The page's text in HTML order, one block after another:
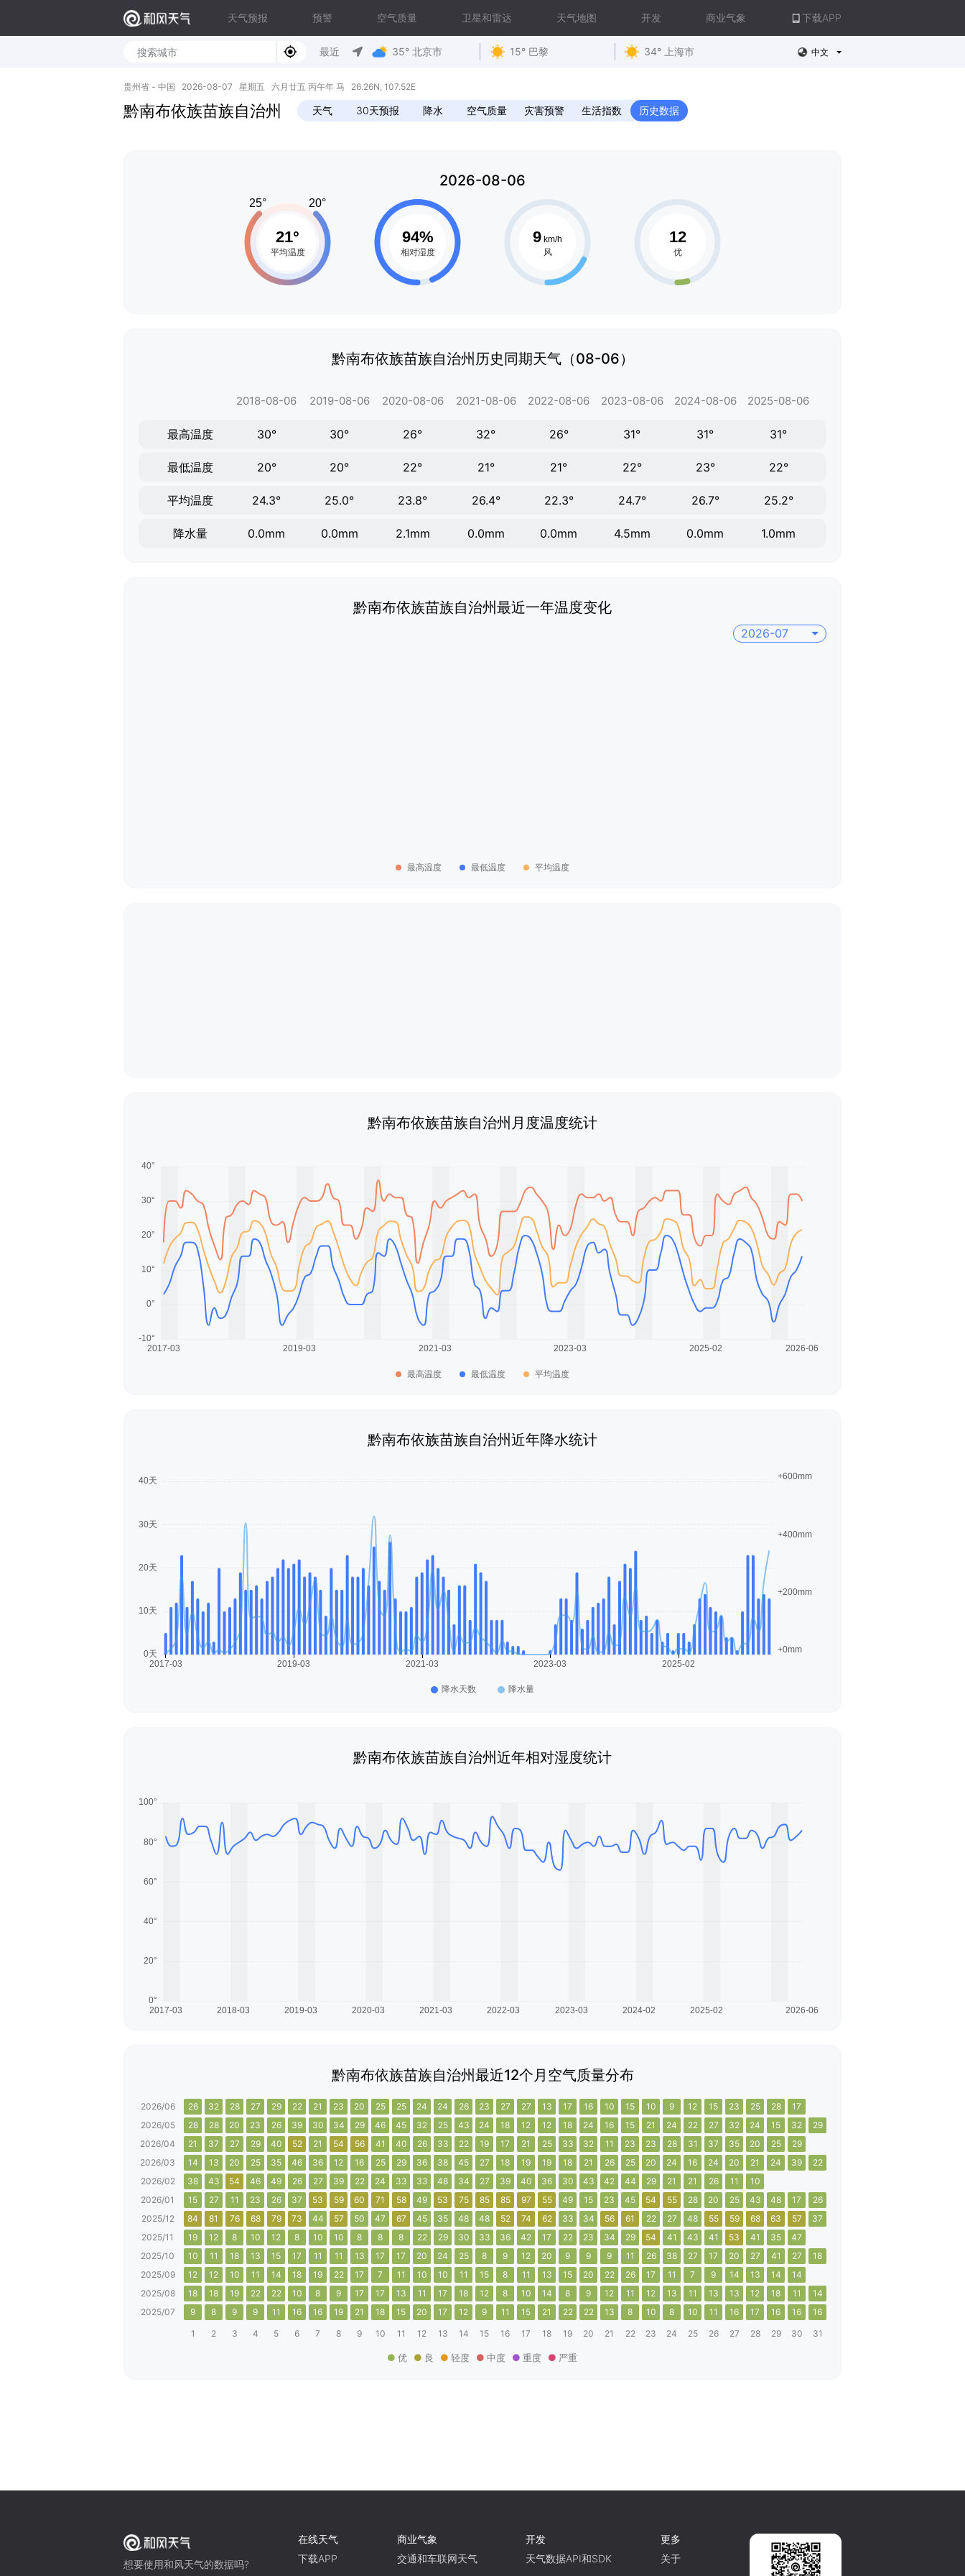
天气预报 预警 空气质量 卫星和雷达 天气地图 开发 商业气象 下载APP
最近 35° 北京市 15° 巴黎 34° 上海市 中文
贵州省 - 中国 2026-08-07 星期五 六月廿五 丙午年 马 26.26N, 107.52E
黔南布依族苗族自治州 天气 30天预报 降水 空气质量 灾害预警 生活指数 历史数据
2026-08-06
黔南布依族苗族自治州历史同期天气（08-06）
2018-08-06 2019-08-06 2020-08-06 2021-08-06 2022-08-06 2023-08-06 2024-08-06 2025-08-06
最高温度 30° 30° 26° 32° 26° 31° 31° 31°
最低温度 20° 20° 22° 21° 21° 22° 23° 22°
平均温度 24.3° 25.0° 23.8° 26.4° 22.3° 24.7° 26.7° 25.2°
降水量 0.0mm 0.0mm 2.1mm 0.0mm 0.0mm 4.5mm 0.0mm 1.0mm
黔南布依族苗族自治州最近一年温度变化
2026-07
最高温度 最低温度 平均温度
黔南布依族苗族自治州月度温度统计
最高温度 最低温度 平均温度
黔南布依族苗族自治州近年降水统计
黔南布依族苗族自治州近年相对湿度统计
黔南布依族苗族自治州最近12个月空气质量分布
2026/06 26 32 28 27 29 22 21 23 20 25 25 24 24 26 23 27 27 13 17 16 10 15 10 9 12 15 23 25 28
17
2026/05
28 28 20 23 26 39 30 34 29 46 45 32 25 43 24 18 12 12 18 24 16 15 21 24 22 27 32 24 15 32
29
2026/04
21 37 27 29 40 52 21 54 56 41 40 26 33 22 19 17 21 25 33 32 11 23 23 28 31 37 35 20 25
29
2026/03
14 13 20 25 35 46 36 12 16 25 29 36 38 45 27 18 19 19 18 21 26 25 20 24 16 24 20 21 24 39
22
2026/02
38 43 54 46 49 26 27 39 22 24 33 33 48 34 27 39 40 36 30 43 42 44 29 21 21 26 11
10
2026/01
15 27 11 23 26 37 53 59 60 71 58 49 53 75 85 85 97 55 49 15 23 45 54 55 28 20 25 43 48 17
26
2025/12
84 81 76 68 79 73 44 57 50 47 67 45 35 48 48 52 74 62 33 34 56 61 22 27 48 55 59 68 63 57
37
2025/11
19 12 8 10 12 8 10 10 8 8 8 22 29 30 33 36 42 17 22 23 34 29 54 41 43 41 53 41 35
47
2025/10
10 11 18 13 15 17 11 11 13 17 17 20 24 25 8 9 12 20 9 9 9 11 26 38 27 17 20 27 41 27
18
2025/09
12 12 10 11 14 18 19 22 17 7 11 10 10 11 15 8 11 13 15 20 22 26 17 11 7 9 14 13 14
14
2025/08
18 18 19 22 22 10 8 9 17 17 13 11 17 18 12 8 10 14 8 9 12 11 12 13 11 13 13 12 18 11
14
2025/07
9 8 9 9 11 16 16 19 21 18 15 20 17 12 9 11 15 21 22 22 13 8 10 8 10 11 16 17 16 16
16
1
2 3 4 5 6 7 8 9 10 11 12 13 14 15 16 17 18 19 20 21 22 23 24 25 26 27 28 29 30 31
优 良 轻度 中度 重度 严重
想要使用和风天气的数据吗?
在线天气
下载APP
商业气象
交通和车联网天气
开发
天气数据API和SDK
更多
关于